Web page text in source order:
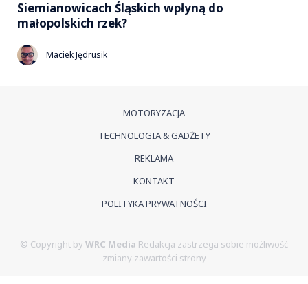
Siemianowicach Śląskich wpłyną do
małopolskich rzek?
Maciek Jędrusik
MOTORYZACJA
TECHNOLOGIA & GADŻETY
REKLAMA
KONTAKT
POLITYKA PRYWATNOŚCI
© Copyright by WRC Media Redakcja zastrzega sobie możliwość
zmiany zawartości strony